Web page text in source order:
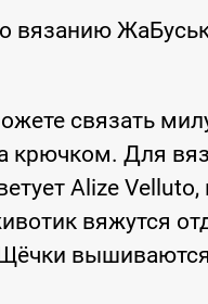
вязанию
связать
Для
Alize
вяжутся